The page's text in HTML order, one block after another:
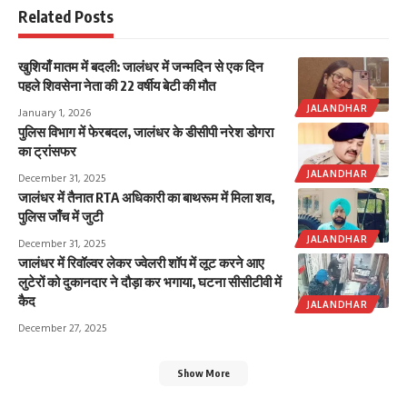
Related Posts
JALANDHAR
खुशियाँ मातम में बदली: जालंधर में जन्मदिन से एक दिन
पहले शिवसेना नेता की 22 वर्षीय बेटी की मौत
January 1, 2026
JALANDHAR
पुलिस विभाग में फेरबदल, जालंधर के डीसीपी नरेश डोगरा
का ट्रांसफर
December 31, 2025
JALANDHAR
जालंधर में तैनात RTA अधिकारी का बाथरूम में मिला शव,
पुलिस जाँच में जुटी
December 31, 2025
JALANDHAR
जालंधर में रिवॉल्वर लेकर ज्वेलरी शॉप में लूट करने आए
लुटेरों को दुकानदार ने दौड़ा कर भगाया, घटना सीसीटीवी में
कैद
December 27, 2025
Show More